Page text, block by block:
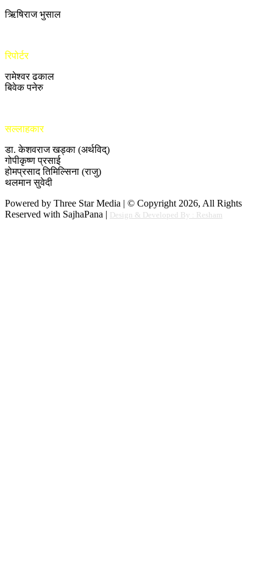
ऋिषिराज भुसाल
रिपोर्टर
रामेश्वर ढकाल
बिवेक पनेरु
सल्लाहकार
डा. केशवराज खड्का (अर्थविद्)
गोपीकृष्ण प्रसाई
होमप्रसाद तिमिल्सिना (राजु)
थलमान सुवेदी
Powered by Three Star Media | © Copyright 2026, All Rights
Reserved with SajhaPana | Design & Developed By : Resham